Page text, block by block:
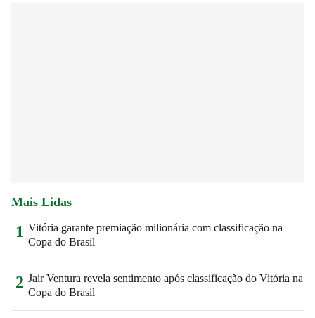
Mais Lidas
1 Vitória garante premiação milionária com classificação na
Copa do Brasil
2 Jair Ventura revela sentimento após classificação do Vitória na
Copa do Brasil